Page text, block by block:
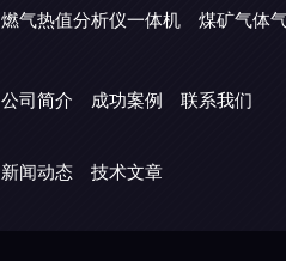
燃气热值分析仪一体机
煤矿气体
公司简介 成功案例 联系我们
新闻动态 技术文章